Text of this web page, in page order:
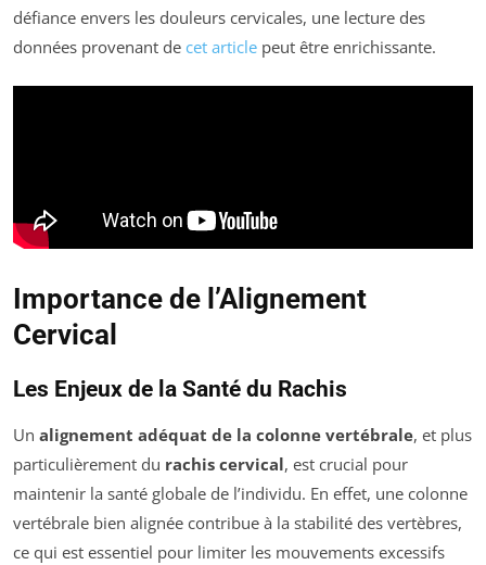
défiance envers les douleurs cervicales, une lecture des
données provenant de cet article peut être enrichissante.
Importance de l’Alignement
Cervical
Les Enjeux de la Santé du Rachis
Un alignement adéquat de la colonne vertébrale, et plus
particulièrement du rachis cervical, est crucial pour
maintenir la santé globale de l’individu. En effet, une colonne
vertébrale bien alignée contribue à la stabilité des vertèbres,
ce qui est essentiel pour limiter les mouvements excessifs